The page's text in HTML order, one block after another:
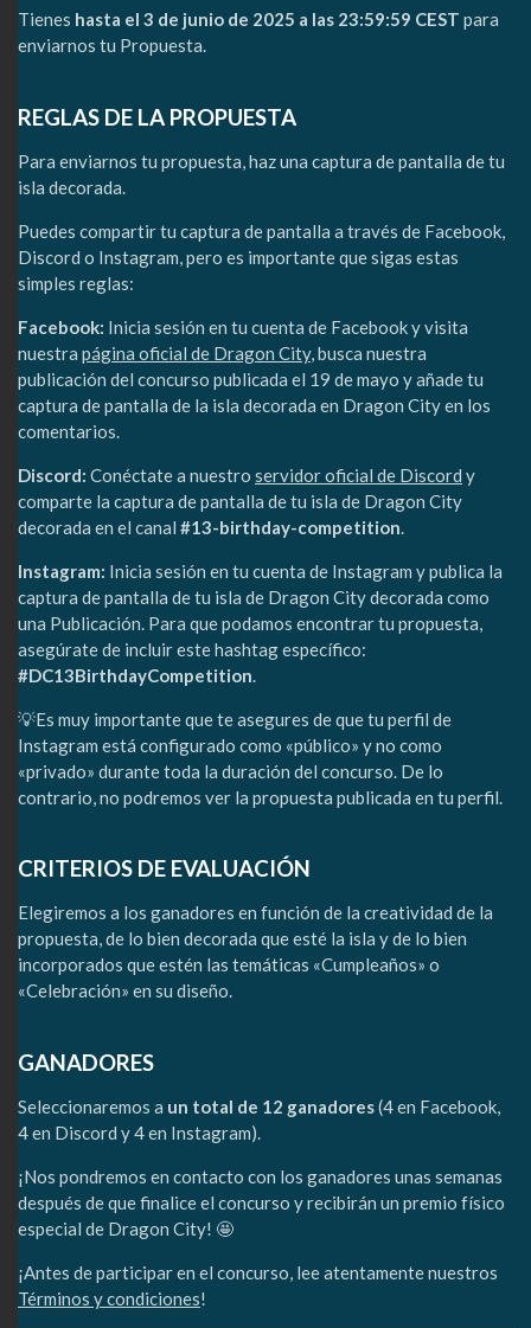
Tienes hasta el 3 de junio de 2025 a las 23:59:59 CEST para
enviarnos tu Propuesta.
REGLAS DE LA PROPUESTA
Para enviarnos tu propuesta, haz una captura de pantalla de tu
isla decorada.
Puedes compartir tu captura de pantalla a través de Facebook,
Discord o Instagram, pero es importante que sigas estas
simples reglas:
Facebook: Inicia sesión en tu cuenta de Facebook y visita
nuestra página oficial de Dragon City, busca nuestra
publicación del concurso publicada el 19 de mayo y añade tu
captura de pantalla de la isla decorada en Dragon City en los
comentarios.
Discord: Conéctate a nuestro servidor oficial de Discord y
comparte la captura de pantalla de tu isla de Dragon City
decorada en el canal #13-birthday-competition.
Instagram: Inicia sesión en tu cuenta de Instagram y publica la
captura de pantalla de tu isla de Dragon City decorada como
una Publicación. Para que podamos encontrar tu propuesta,
asegúrate de incluir este hashtag específico:
#DC13BirthdayCompetition.
💡Es muy importante que te asegures de que tu perfil de
Instagram está configurado como «público» y no como
«privado» durante toda la duración del concurso. De lo
contrario, no podremos ver la propuesta publicada en tu perfil.
CRITERIOS DE EVALUACIÓN
Elegiremos a los ganadores en función de la creatividad de la
propuesta, de lo bien decorada que esté la isla y de lo bien
incorporados que estén las temáticas «Cumpleaños» o
«Celebración» en su diseño.
GANADORES
Seleccionaremos a un total de 12 ganadores(4 en Facebook,
4 en Discord y 4 en Instagram).
¡Nos pondremos en contacto con los ganadores unas semanas
después de que finalice el concurso y recibirán un premio físico
especial de Dragon City! 🤩
¡Antes de participar en el concurso, lee atentamente nuestros
Términos y condiciones!